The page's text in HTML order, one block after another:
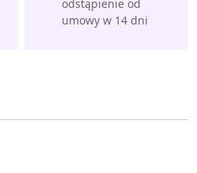
odstąpienie od
umowy w 14 dni